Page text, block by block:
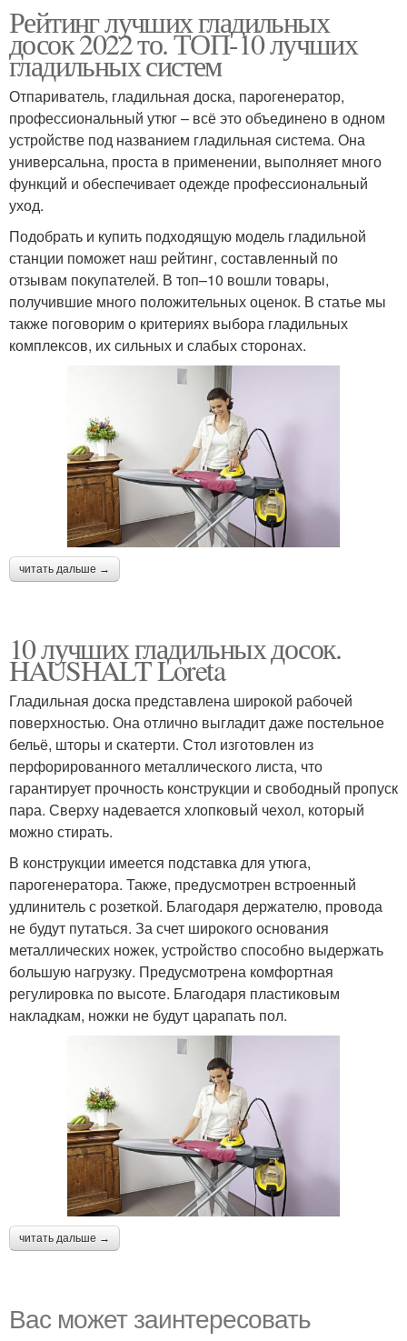
Рейтинг лучших гладильных
досок 2022 то. ТОП-10 лучших
гладильных систем
Отпариватель, гладильная доска, парогенератор,
профессиональный утюг – всё это объединено в одном
устройстве под названием гладильная система. Она
универсальна, проста в применении, выполняет много
функций и обеспечивает одежде профессиональный
уход.
Подобрать и купить подходящую модель гладильной
станции поможет наш рейтинг, составленный по
отзывам покупателей. В топ–10 вошли товары,
получившие много положительных оценок. В статье мы
также поговорим о критериях выбора гладильных
комплексов, их сильных и слабых сторонах.
читать дальше →
10 лучших гладильных досок.
HAUSHALT Loreta
Гладильная доска представлена широкой рабочей
поверхностью. Она отлично выгладит даже постельное
бельё, шторы и скатерти. Стол изготовлен из
перфорированного металлического листа, что
гарантирует прочность конструкции и свободный пропуск
пара. Сверху надевается хлопковый чехол, который
можно стирать.
В конструкции имеется подставка для утюга,
парогенератора. Также, предусмотрен встроенный
удлинитель с розеткой. Благодаря держателю, провода
не будут путаться. За счет широкого основания
металлических ножек, устройство способно выдержать
большую нагрузку. Предусмотрена комфортная
регулировка по высоте. Благодаря пластиковым
накладкам, ножки не будут царапать пол.
читать дальше →
Вас может заинтересовать